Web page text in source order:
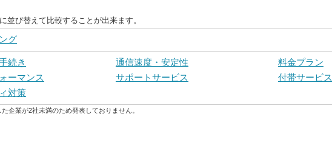
並び替えて比較することが出来ます。
グ
続き 通信速度・安定性
料金プラン
ーマンス
サポートサービス
付帯サービス
対策
企業が2社未満のため発表しておりません。